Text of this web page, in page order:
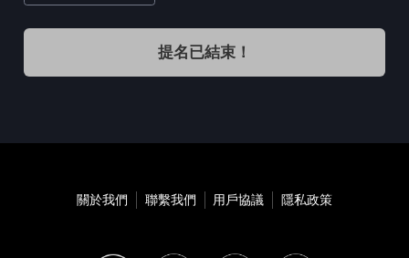
提名已結束！
關於我們 聯繫我們 用戶協議 隱私政策